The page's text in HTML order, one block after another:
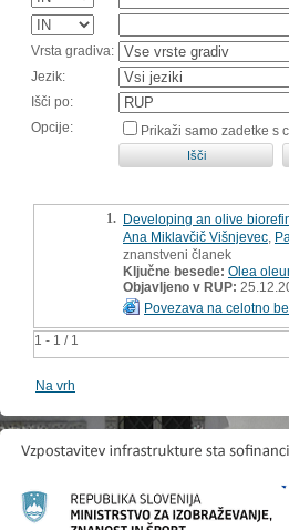
Vrsta gradiva:
Jezik:
Išči po:
Opcije:
Prikaži samo zadetke s
1 - 1 / 1
1. Developing an olive
Ana Miklavčič Višnjevec
znanstveni članek
Ključne besede: Olea
Objavljeno v RUP:
Povezava na celotno
Na vrh